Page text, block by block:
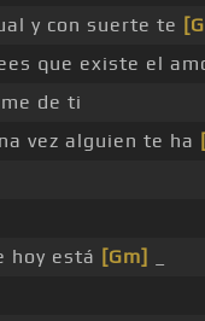
y con suerte te
que existe el
de ti
vez alguien te ha
hoy está [Gm]